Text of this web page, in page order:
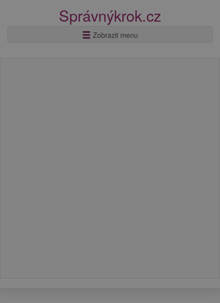
Správnýkrok.cz
Zobrazit menu